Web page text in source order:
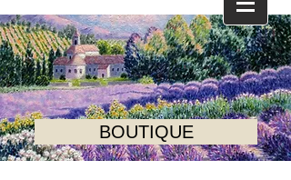
BOUTIQUE